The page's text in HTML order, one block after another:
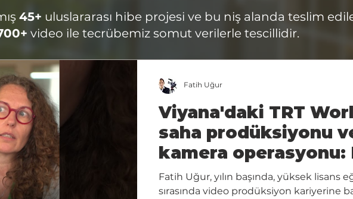
45+ uluslararası hibe projesi ve bu niş alanda teslim
video ile tecrübemiz somut verilerle tescillidir.
Viyana'daki TRT
saha prodüksiyonu
kamera operasyonu:
başarı öyküsü
Fatih Uğur, yılın başında, yüksek lisans
sırasında video prodüksiyon kariyerine
Fatih Uğur